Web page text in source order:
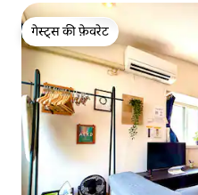
गेस्ट्स की फ़ेवरेट
गेस्ट्स की फ़ेवरेट